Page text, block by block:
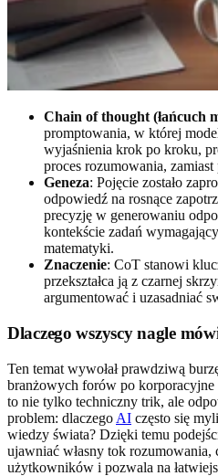
Chain of thought (łańcuch
promptowania, w której
wyjaśnienia krok po kroku,
proces rozumowania,
Geneza: Pojęcie zostało
odpowiedź na rosnące
precyzję w generowaniu
kontekście zadań
matematyki.
Znaczenie: CoT stanowi
przekształca ją z czarnej
argumentować i uzasadniać
Dlaczego wszyscy nagle
Ten temat wywołał prawdziwą
branżowych forów po korporacyjne
to nie tylko techniczny trik, ale
problem: dlaczego AI często się
wiedzy świata? Dzięki temu
ujawniać własny tok rozumowania,
użytkowników i pozwala na